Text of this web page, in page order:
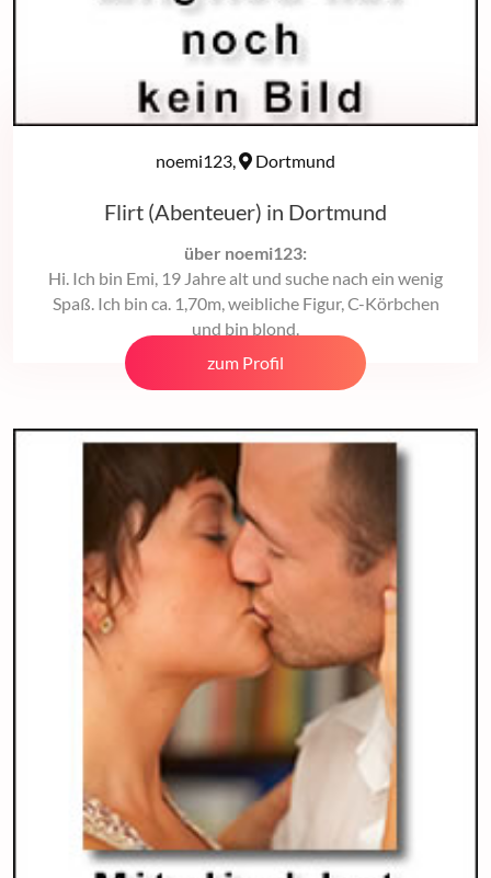
noemi123, Dortmund
Flirt (Abenteuer) in Dortmund
über noemi123:
Hi. Ich bin Emi, 19 Jahre alt und suche nach ein wenig
Spaß. Ich bin ca. 1,70m, weibliche Figur, C-Körbchen
und bin blond.
zum Profil